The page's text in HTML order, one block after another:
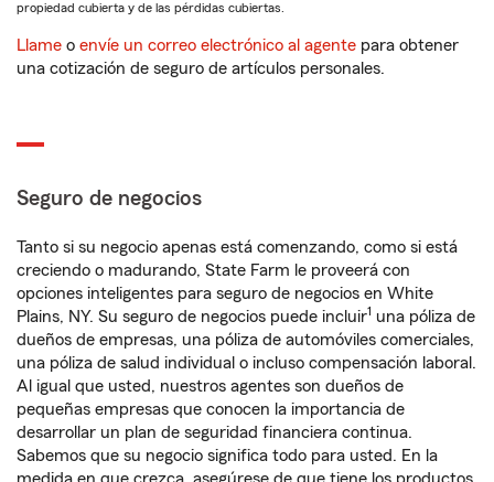
propiedad cubierta y de las pérdidas cubiertas.
Llame o envíe un correo electrónico al agente para obtener
una cotización de seguro de artículos personales.
Seguro de negocios
Tanto si su negocio apenas está comenzando, como si está
creciendo o madurando, State Farm le proveerá con
opciones inteligentes para seguro de negocios en White
Plains, NY. Su seguro de negocios puede incluir1 una póliza de
dueños de empresas, una póliza de automóviles comerciales,
una póliza de salud individual o incluso compensación laboral.
Al igual que usted, nuestros agentes son dueños de
pequeñas empresas que conocen la importancia de
desarrollar un plan de seguridad financiera continua.
Sabemos que su negocio significa todo para usted. En la